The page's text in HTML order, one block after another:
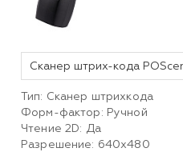
Тип: Сканер штрихкода
Форм-фактор: Ручной
Чтение 2D: Да
Разрешение: 640х480